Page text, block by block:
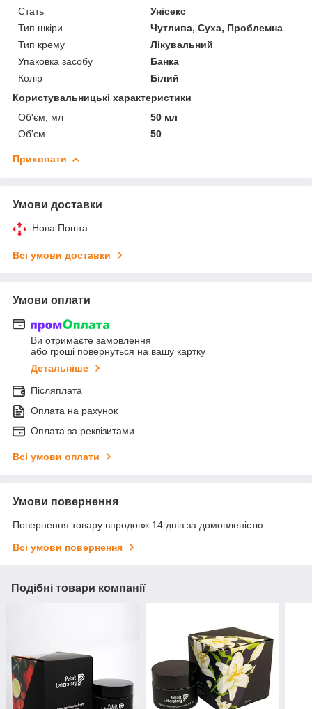
Стать
Унісекс
Тип шкіри
Чутлива, Суха, Проблемна
Тип крему
Лікувальний
Упаковка засобу
Банка
Колір
Білий
Користувальницькі характеристики
Об'єм, мл
50 мл
Об'єм
50
Приховати
Умови доставки
Нова Пошта
Всі умови доставки
Умови оплати
Ви отримаєте замовлення
або гроші повернуться на вашу картку
Детальніше
Післяплата
Оплата на рахунок
Оплата за реквізитами
Всі умови оплати
Умови повернення
Повернення товару впродовж 14 днів за домовленістю
Всі умови повернення
Подібні товари компанії